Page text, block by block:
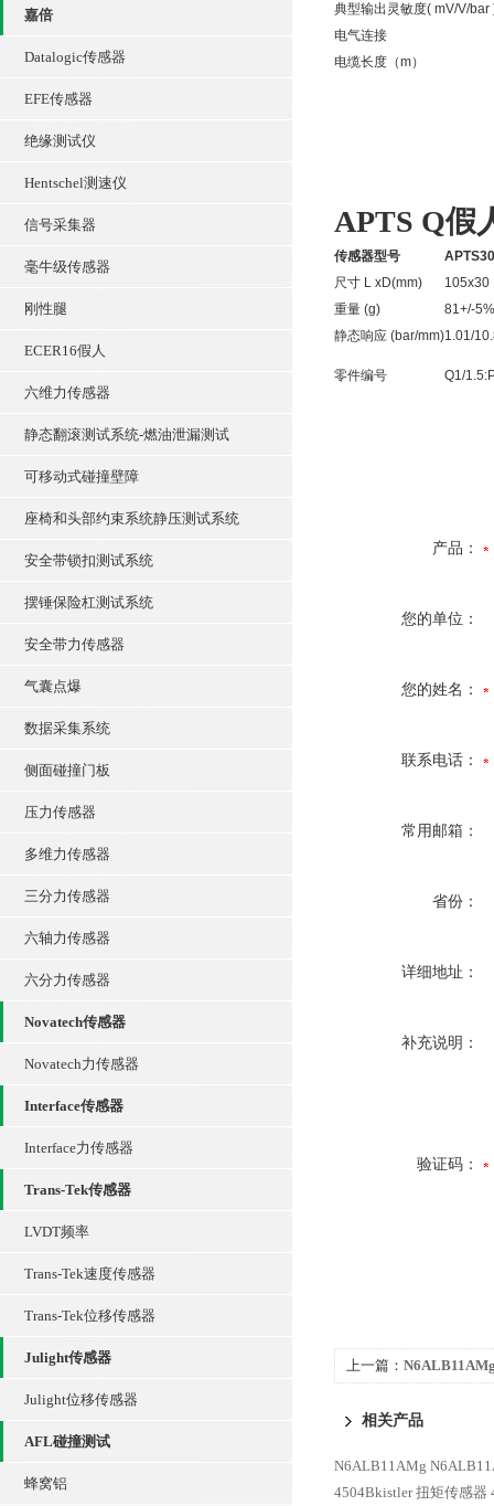
嘉倍
Datalogic传感器
EFE传感器
绝缘测试仪
Hentschel测速仪
信号采集器
毫牛级传感器
刚性腿
ECER16假人
六维力传感器
静态翻滚测试系统-燃油泄漏测试
可移动式碰撞壁障
座椅和头部约束系统静压测试系统
安全带锁扣测试系统
摆锤保险杠测试系统
安全带力传感器
气囊点爆
数据采集系统
侧面碰撞门板
压力传感器
多维力传感器
三分力传感器
六轴力传感器
六分力传感器
Novatech传感器
Novatech力传感器
Interface传感器
Interface力传感器
Trans-Tek传感器
LVDT频率
Trans-Tek速度传感器
Trans-Tek位移传感器
Julight传感器
Julight位移传感器
AFL碰撞测试
蜂窝铝
典型输出灵敏度( mV/V/bar
电气连接
电缆长度（m）
APTS Q假
传感器型号
APTS30
尺寸 L xD(mm)
105x30
重量 (g)
81+/-5%
静态响应 (bar/mm)1.01/
零件编号 Q1/
产品：
您的单位：
您的姓名：
联系电话：
常用邮箱：
省份：
详细地址：
补充说明：
验证码：
上一篇：
相关产品
N6ALB11AMg
4504Bkistler 扭矩传感器